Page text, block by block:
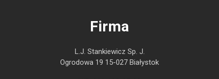
Firma
L.J. Stankiewicz Sp. J.
Ogrodowa 19 15-027 Białystok